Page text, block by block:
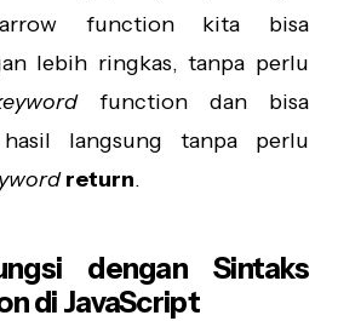
arrow function kita bisa
lebih ringkas, tanpa perlu
function dan bisa
hasil langsung tanpa perlu
return.
dengan Sintaks
di JavaScript